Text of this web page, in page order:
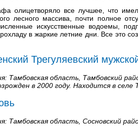
олицетворяло все лучшее, что
лесного массива, почти полное
искусственные водоемы,
в жаркие летние дни. Все это
Трегуляевский
Тамбовская область, Тамбовский
в 2000 году. Находится в селе
Тамбовская область, Сосновский